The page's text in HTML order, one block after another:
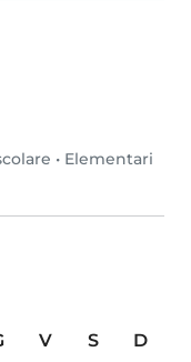
• Elementari
V S
D